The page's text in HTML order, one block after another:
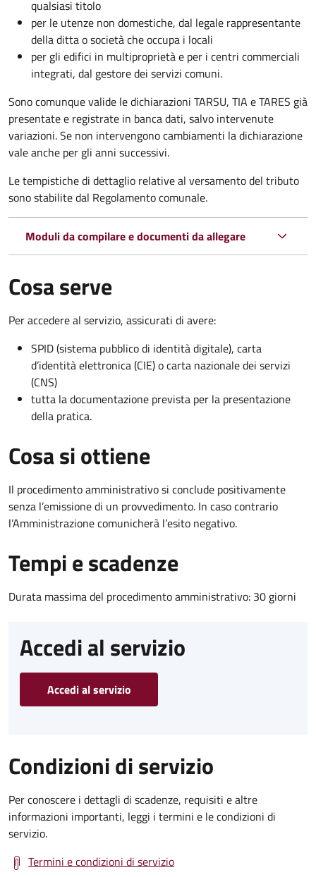
qualsiasi titolo
per le utenze non domestiche, dal legale rappresentante
della ditta o società che occupa i locali
per gli edifici in multiproprietà e per i centri commerciali
integrati, dal gestore dei servizi comuni.
Sono comunque valide le dichiarazioni TARSU, TIA e TARES già
presentate e registrate in banca dati, salvo intervenute
variazioni. Se non intervengono cambiamenti la dichiarazione
vale anche per gli anni successivi.
Le tempistiche di dettaglio relative al versamento del tributo
sono stabilite dal Regolamento comunale.
Moduli da compilare e documenti da allegare
Cosa serve
Per accedere al servizio, assicurati di avere:
SPID (sistema pubblico di identità digitale), carta
d’identità elettronica (CIE) o carta nazionale dei servizi
(CNS)
tutta la documentazione prevista per la presentazione
della pratica.
Cosa si ottiene
Il procedimento amministrativo si conclude positivamente
senza l’emissione di un provvedimento. In caso contrario
l’Amministrazione comunicherà l’esito negativo.
Tempi e scadenze
Durata massima del procedimento amministrativo: 30 giorni
Accedi al servizio
Accedi al servizio
Condizioni di servizio
Per conoscere i dettagli di scadenze, requisiti e altre
informazioni importanti, leggi i termini e le condizioni di
servizio.
Termini e condizioni di servizio